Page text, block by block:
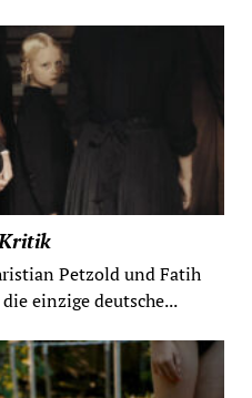
Petzold und Fatih
einzige deutsche...